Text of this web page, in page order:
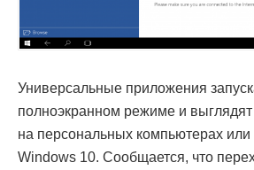
Универсальные приложения
полноэкранном режиме и выглядят
на персональных компьютерах
Windows 10. Сообщается, что